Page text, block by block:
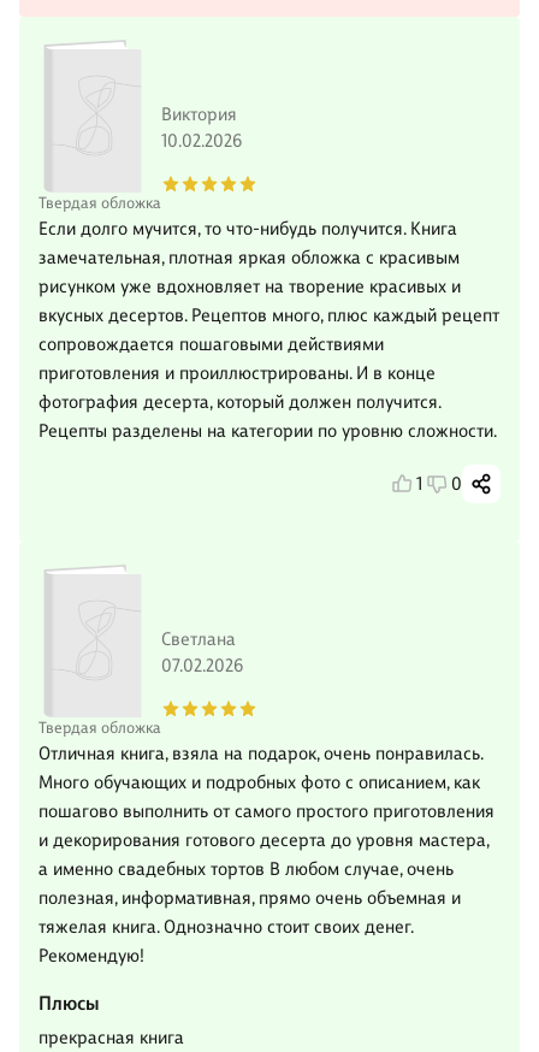
Твердая обложка
Виктория
10.02.2026
Если долго мучится, то что-нибудь получится. Книга
замечательная, плотная яркая обложка с красивым
рисунком уже вдохновляет на творение красивых и
вкусных десертов. Рецептов много, плюс каждый рецепт
сопровождается пошаговыми действиями
приготовления и проиллюстрированы. И в конце
фотография десерта, который должен получится.
Рецепты разделены на категории по уровню сложности.
1 0
Твердая обложка
Светлана
07.02.2026
Отличная книга, взяла на подарок, очень понравилась.
Много обучающих и подробных фото с описанием, как
пошагово выполнить от самого простого приготовления
и декорирования готового десерта до уровня мастера,
а именно свадебных тортов В любом случае, очень
полезная, информативная, прямо очень объемная и
тяжелая книга. Однозначно стоит своих денег.
Рекомендую!
Плюсы
прекрасная книга